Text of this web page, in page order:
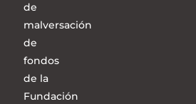
de
malversación
de
fondos
de la
Fundación